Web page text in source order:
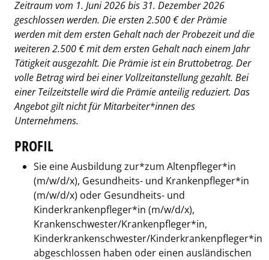
Zeitraum vom 1. Juni 2026 bis 31. Dezember 2026
geschlossen werden. Die ersten 2.500 € der Prämie
werden mit dem ersten Gehalt nach der Probezeit und die
weiteren 2.500 € mit dem ersten Gehalt nach einem Jahr
Tätigkeit ausgezahlt. Die Prämie ist ein Bruttobetrag. Der
volle Betrag wird bei einer Vollzeitanstellung gezahlt. Bei
einer Teilzeitstelle wird die Prämie anteilig reduziert. Das
Angebot gilt nicht für Mitarbeiter*innen des
Unternehmens.
PROFIL
Sie eine Ausbildung zur*zum Altenpfleger*in
(m/w/d/x), Gesundheits- und Krankenpfleger*in
(m/w/d/x) oder Gesundheits- und
Kinderkrankenpfleger*in (m/w/d/x),
Krankenschwester/Krankenpfleger*in,
Kinderkrankenschwester/Kinderkrankenpfleger*in
abgeschlossen haben oder einen ausländischen